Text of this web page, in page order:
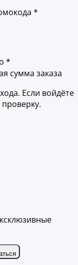
*
*
сумма заказа
Если войдёте